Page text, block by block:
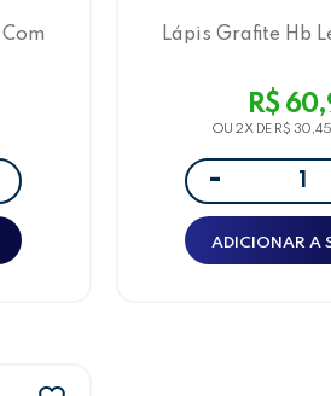
Lápis Grafite Hb
R$
OU 2X DE R$ 30,45
-
ADICIONAR A